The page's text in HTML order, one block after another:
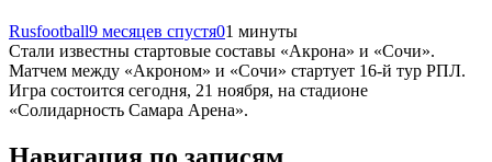
Rusfootball9 месяцев спустя01 минуты
Стали известны стартовые составы «Акрона» и «Сочи».
Матчем между «Акроном» и «Сочи» стартует 16-й тур РПЛ.
Игра состоится сегодня, 21 ноября, на стадионе
«Солидарность Самара Арена».
Навигация по записям